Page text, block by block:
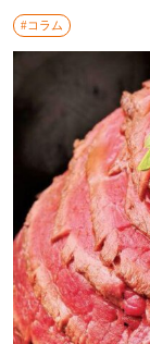
#コラム